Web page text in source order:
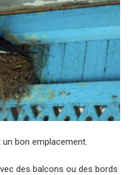
un bon emplacement.
des balcons ou des bords